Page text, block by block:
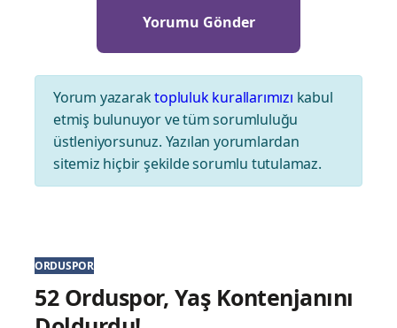
Yorum yazaraktopluluk kurallarımızı kabul
etmiş bulunuyor ve tüm sorumluluğu
üstleniyorsunuz. Yazılan yorumlardan
sitemiz hiçbir şekilde sorumlu tutulamaz.
ORDUSPOR
52 Orduspor, Yaş Kontenjanını